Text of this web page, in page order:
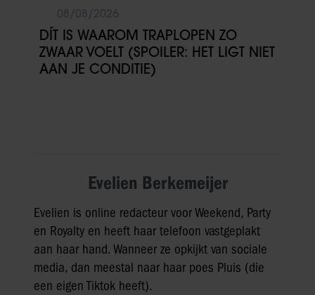
DÍT IS WAAROM TRAPLOPEN ZO
ZWAAR VOELT (SPOILER: HET LIGT NIET
AAN JE CONDITIE)
Evelien Berkemeijer
Evelien is online redacteur voor Weekend, Party
en Royalty en heeft haar telefoon vastgeplakt
aan haar hand. Wanneer ze opkijkt van sociale
media, dan meestal naar haar poes Pluis (die
een eigen Tiktok heeft).